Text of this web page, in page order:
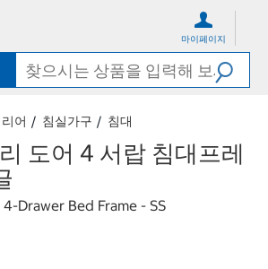
마이페이지
어 침실가구 침대
도어 4 서랍 침대프레
Drawer Bed Frame - SS